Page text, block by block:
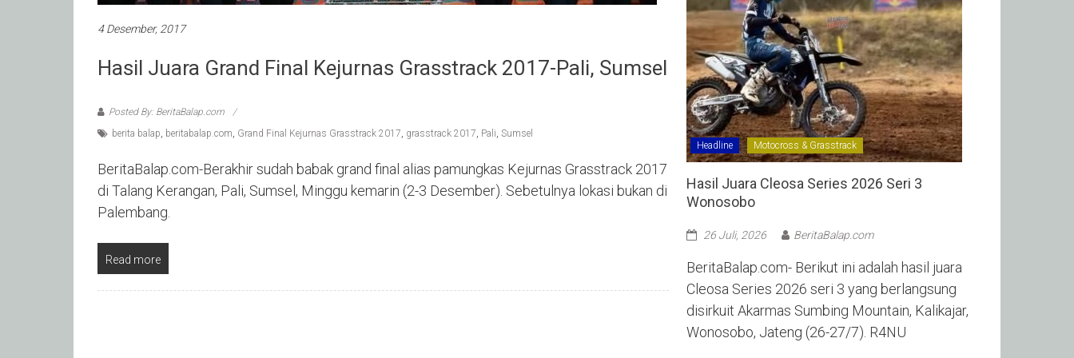
4 Desember, 2017
Hasil Juara Grand Final Kejurnas Grasstrack 2017-Pali, Sumsel
Posted By: BeritaBalap.com
berita balap, beritabalap.com, Grand Final Kejurnas Grasstrack 2017, grasstrack 2017, Pali, Sumsel
BeritaBalap.com-Berakhir sudah babak grand final alias pamungkas Kejurnas Grasstrack 2017
di Talang Kerangan, Pali, Sumsel, Minggu kemarin (2-3 Desember). Sebetulnya lokasi bukan di
Palembang.
Read more
Headline Motocross & Grasstrack
Hasil Juara Cleosa Series 2026 Seri 3
Wonosobo ‎
26 Juli, 2026 BeritaBalap.com
BeritaBalap.com- Berikut ini adalah hasil juara
Cleosa Series 2026 seri 3 yang berlangsung
disirkuit Akarmas Sumbing Mountain, Kalikajar,
Wonosobo, Jateng (26-27/7). R4NU